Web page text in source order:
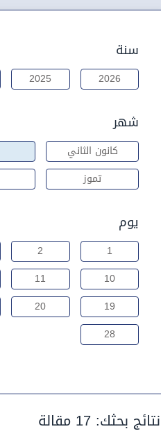
سنة
2026
2025
شهر
كانون الثاني
تموز
يوم
1
2
10
11
19
20
28
نتائج بحثك: 17 مقالة